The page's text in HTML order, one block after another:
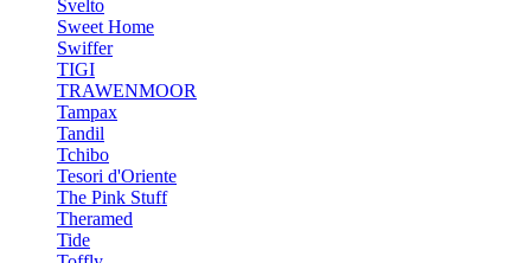
Svelto
Sweet Home
Swiffer
TIGI
TRAWENMOOR
Tampax
Tandil
Tchibo
Tesori d'Oriente
The Pink Stuff
Theramed
Tide